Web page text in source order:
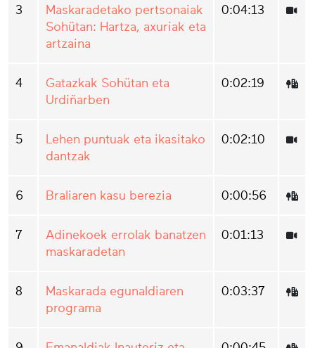
3
Maskaradetako pertsonaiak
Sohütan: Hartza, axuriak eta
artzaina
0:04:13
4
Gatazkak Sohütan eta
Urdiñarben
0:02:19
5
Lehen puntuak eta ikasitako
dantzak
0:02:10
6 Braliaren kasu berezia 0:00:56
7
Adinekoek errolak banatzen
maskaradetan
0:01:13
8
Maskarada egunaldiaren
programa
0:03:37